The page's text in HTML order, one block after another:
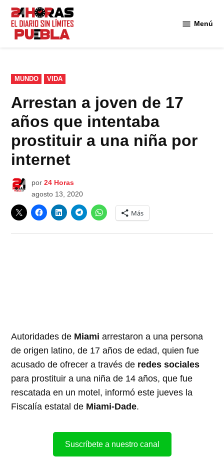
Saltar
contenido
Menú
PUBLICADO
EN
MUNDO VIDA
Arrestan a joven de 17
años que intentaba
prostituir a una niña por
internet
por 24 Horas
agosto 13, 2020
Más
Autoridades de Miami arrestaron a una persona
de origen latino, de 17 años de edad, quien fue
acusado de ofrecer a través de redes sociales
para prostituir a una niña de 14 años, que fue
rescatada en un motel, informó este jueves la
Fiscalía estatal de Miami-Dade.
Suscríbete a nuestro canal